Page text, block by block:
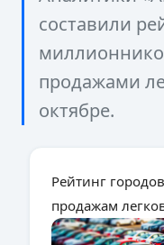
составили
продажами
октябре.
Рейтинг
продажам